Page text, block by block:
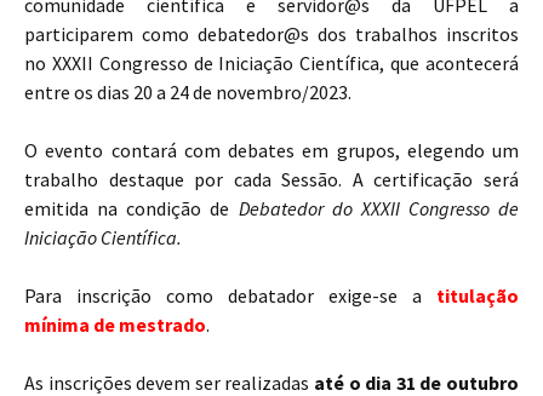
comunidade científica e servidor@s da UFPEL a
participarem como debatedor@s dos trabalhos inscritos
no XXXII Congresso de Iniciação Científica, que acontecerá
entre os dias 20 a 24 de novembro/2023.
O evento contará com debates em grupos, elegendo um
trabalho destaque por cada Sessão. A certificação será
emitida na condição de Debatedor do XXXII Congresso de
Iniciação Científica.
Para inscrição como debatador exige-se a titulação
mínima de mestrado.
As inscrições devem ser realizadas até o dia 31 de outubro